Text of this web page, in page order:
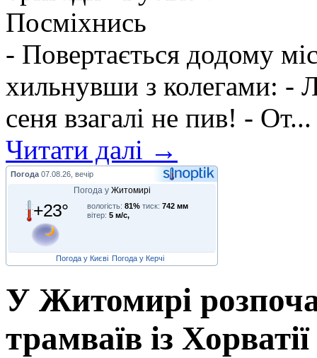
Посміхнись
- Повертається додому
хильнувши з колегами: -
сеня взагалі не пив! - От...
Читати далі →
Погода 07.08.26, вечір
Погода у Житомирі
+23° вологість: 81% тиск: 742 мм
вітер: 5 м/с,
Погода у Києві Погода у Керчі
У Житомирі
трамваїв із Хорватії